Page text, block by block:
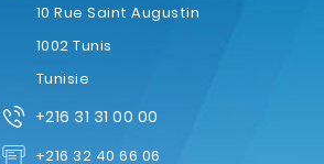
10 Rue Saint Augustin
1002 Tunis
Tunisie
+216 31 31 00 00
+216 32 40 66 06